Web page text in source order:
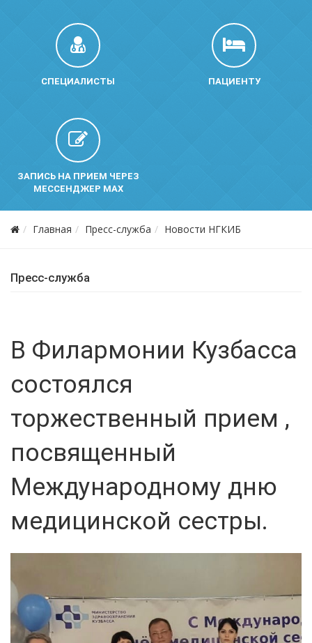
СПЕЦИАЛИСТЫ ПАЦИЕНТУ
ЗАПИСЬ НА ПРИЕМ ЧЕРЕЗ
МЕССЕНДЖЕР MAX
Главная Пресс-служба Новости НГКИБ
Пресс-служба
В Филармонии Кузбасса
состоялся
торжественный прием ,
посвященный
Международному дню
медицинской сестры.